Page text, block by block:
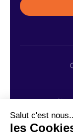
Site
Salut c'est
les